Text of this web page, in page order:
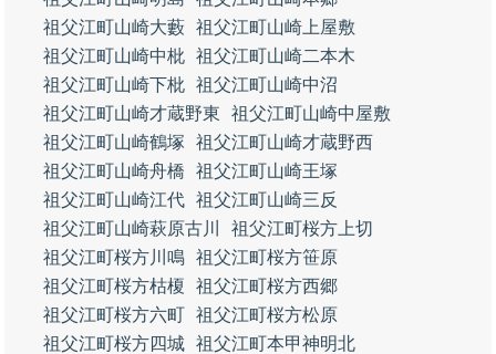
祖父江町山崎大藪 祖父江町山崎上屋敷
祖父江町山崎中枇 祖父江町山崎二本木
祖父江町山崎下枇 祖父江町山崎中沼
祖父江町山崎才蔵野東
祖父江町山崎中屋敷
祖父江町山崎鶴塚
祖父江町山崎才蔵野西
祖父江町山崎舟橋
祖父江町山崎王塚
祖父江町山崎江代 祖父江町山崎三反
祖父江町山崎萩原古川
祖父江町桜方上切
祖父江町桜方川鳴 祖父江町桜方笹原
祖父江町桜方枯榎
祖父江町桜方西郷
祖父江町桜方六町 祖父江町桜方松原
祖父江町桜方四城 祖父江町本甲神明北